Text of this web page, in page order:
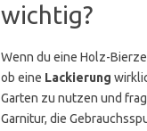
wichtig?
Wenn du eine Holz-
ob eine Lackierung
Garten zu nutzen und
Garnitur, die